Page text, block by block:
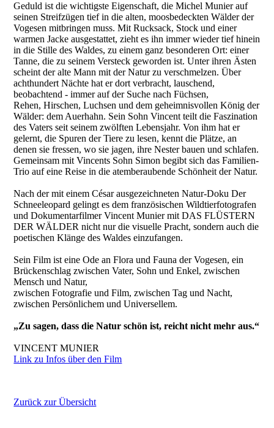
Geduld ist die wichtigste Eigenschaft, die Michel Munier auf
seinen Streifzügen tief in die alten, moosbedeckten Wälder der
Vogesen mitbringen muss. Mit Rucksack, Stock und einer
warmen Jacke ausgestattet, zieht es ihn immer wieder tief hinein
in die Stille des Waldes, zu einem ganz besonderen Ort: einer
Tanne, die zu seinem Versteck geworden ist. Unter ihren Ästen
scheint der alte Mann mit der Natur zu verschmelzen. Über
achthundert Nächte hat er dort verbracht, lauschend,
beobachtend - immer auf der Suche nach Füchsen,
Rehen, Hirschen, Luchsen und dem geheimnisvollen König der
Wälder: dem Auerhahn. Sein Sohn Vincent teilt die Faszination
des Vaters seit seinem zwölften Lebensjahr. Von ihm hat er
gelernt, die Spuren der Tiere zu lesen, kennt die Plätze, an
denen sie fressen, wo sie jagen, ihre Nester bauen und schlafen.
Gemeinsam mit Vincents Sohn Simon begibt sich das Familien-
Trio auf eine Reise in die atemberaubende Schönheit der Natur.
Nach der mit einem César ausgezeichneten Natur-Doku Der
Schneeleopard gelingt es dem französischen Wildtierfotografen
und Dokumentarfilmer Vincent Munier mit DAS FLÜSTERN
DER WÄLDER nicht nur die visuelle Pracht, sondern auch die
poetischen Klänge des Waldes einzufangen.
Sein Film ist eine Ode an Flora und Fauna der Vogesen, ein
Brückenschlag zwischen Vater, Sohn und Enkel, zwischen
Mensch und Natur,
zwischen Fotografie und Film, zwischen Tag und Nacht,
zwischen Persönlichem und Universellem.
„Zu sagen, dass die Natur schön ist, reicht nicht mehr aus.“
VINCENT MUNIER
Link zu Infos über den Film
Zurück zur Übersicht